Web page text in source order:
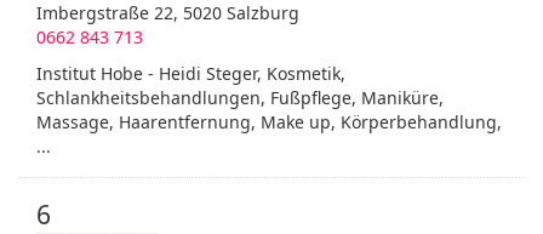
Imbergstraße 22, 5020 Salzburg
0662 843 713
Institut Hobe - Heidi Steger, Kosmetik,
Schlankheitsbehandlungen, Fußpflege, Maniküre,
Massage, Haarentfernung, Make up, Körperbehandlung,
...
6